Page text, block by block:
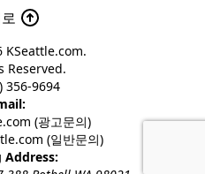
KSeattle.com.
Reserved.
356-9694
(광고문의)
(일반문의)
Address: